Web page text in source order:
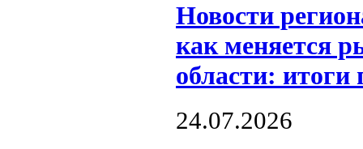
Новости
как меняется
области: итоги
24.07.2026